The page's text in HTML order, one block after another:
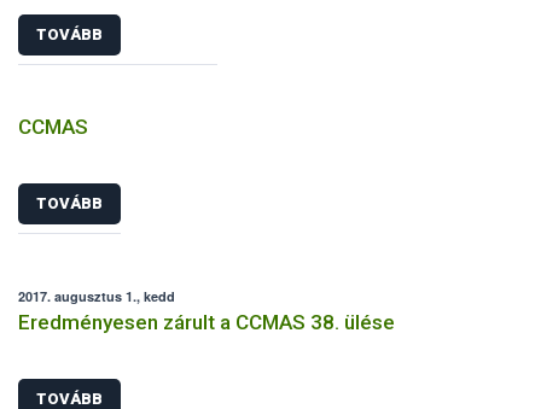
TOVÁBB
CCMAS
TOVÁBB
2017. augusztus 1., kedd
Eredményesen zárult a CCMAS 38. ülése
TOVÁBB